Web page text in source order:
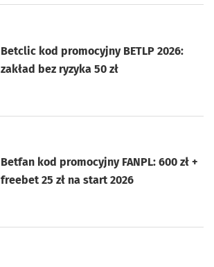
Betclic kod promocyjny BETLP 2026:
zakład bez ryzyka 50 zł
Betfan kod promocyjny FANPL: 600 zł +
freebet 25 zł na start 2026